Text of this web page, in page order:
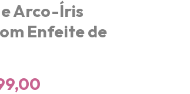
Arco-Íris
Enfeite de